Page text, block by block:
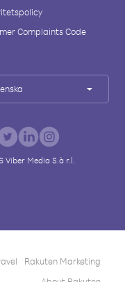
Complaints Code
Viber Media S.à r.l.
Rakuten Marketing